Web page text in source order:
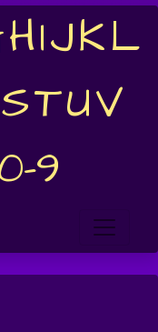
HIJKL
STUV
9